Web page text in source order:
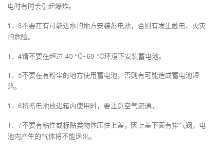
电时有时会引起爆炸。
1．3不要在有可能进水的地方安装蓄电池，否则有发生触电、火灾
的危险。
1．4请不要在超过-40 °C~60 °C环境下安装蓄电池。
1．5不要在有粉尘的地方使用蓄电池，否则有可能造成蓄电池短
路。
1．6将蓄电池放进箱内使用时，要注意空气流通。
1．7不要有粘性或标贴类物体压住上盖，因上盖下面有排气阀，电
池内产生的气体将不能逸出。